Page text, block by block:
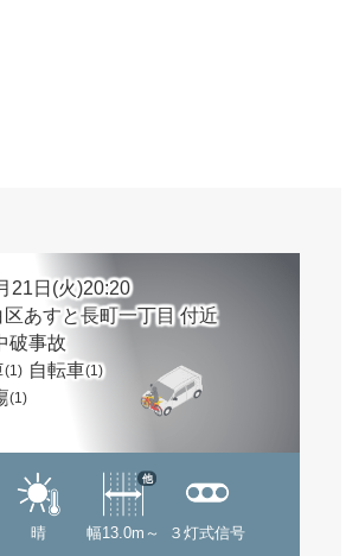
21日(火)20:20
あすと長町一丁目 付近
破事故
(1) 自転車(1)
(1)
晴 幅13.0m～
他
３灯式信号